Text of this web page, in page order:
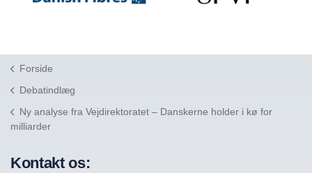
Forside
Debatindlæg
Ny analyse fra Vejdirektoratet – Danskerne holder i kø for
milliarder
Kontakt os: